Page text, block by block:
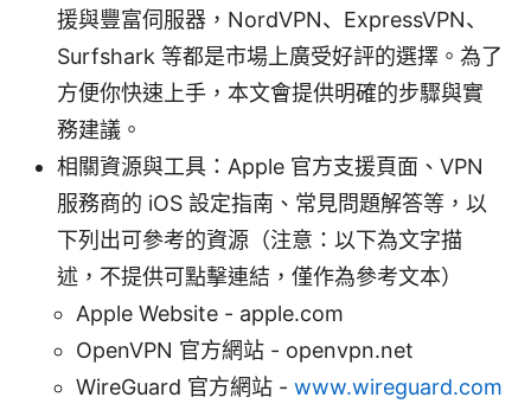
援與豐富伺服器，NordVPN、ExpressVPN、
Surfshark 等都是市場上廣受好評的選擇。為了
方便你快速上手，本文會提供明確的步驟與實
務建議。
相關資源與工具：Apple 官方支援頁面、VPN
服務商的 iOS 設定指南、常見問題解答等，以
下列出可參考的資源（注意：以下為文字描
述，不提供可點擊連結，僅作為參考文本）
Apple Website - apple.com
OpenVPN 官方網站 - openvpn.net
WireGuard 官方網站 - www.wireguard.com